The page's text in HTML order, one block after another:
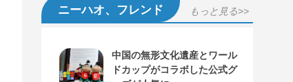
ニーハオ、フレンド もっと見る>>
中国の無形文化遺産とワール
ドカップがコラボした公式グ